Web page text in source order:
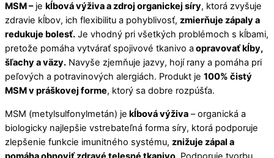
MSM –je kĺbová výživa a zdroj organickej síry, ktorá zvyšuje
zdravie kĺbov, ich flexibilitu a pohyblivosť, zmierňuje zápaly a
redukuje bolesť. Je vhodný pri všetkých problémoch s kĺbami,
pretože pomáha vytvárať spojivové tkanivo aopravovať kĺby,
šľachy a väzy. Navyše zjemňuje jazvy, hojí rany a pomáha pri
peľových a potravinových alergiách. Produkt je 100% čistý
MSM v práškovej forme, ktorý sa dobre rozpúšťa.
MSM (metylsulfonylmetán) je kĺbová výživa – organická a
biologicky najlepšie vstrebateľná forma síry, ktorá podporuje
zlepšenie funkcie imunitného systému, znižuje zápal a